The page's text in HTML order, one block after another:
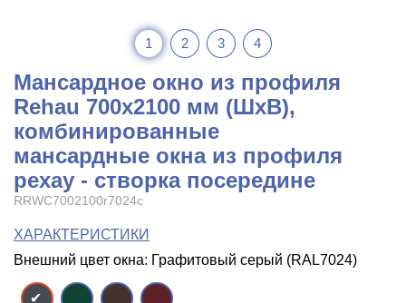
1 2 3 4
Мансардное окно из профиля
Rehau 700x2100 мм (ШхВ),
комбинированные
мансардные окна из профиля
рехау - створка посередине
RRWC7002100r7024c
ХАРАКТЕРИСТИКИ
Внешний цвет окна: Графитовый серый (RAL7024)